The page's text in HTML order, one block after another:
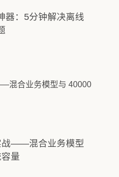
器：5分钟解决离线
战——混合业务模型
量